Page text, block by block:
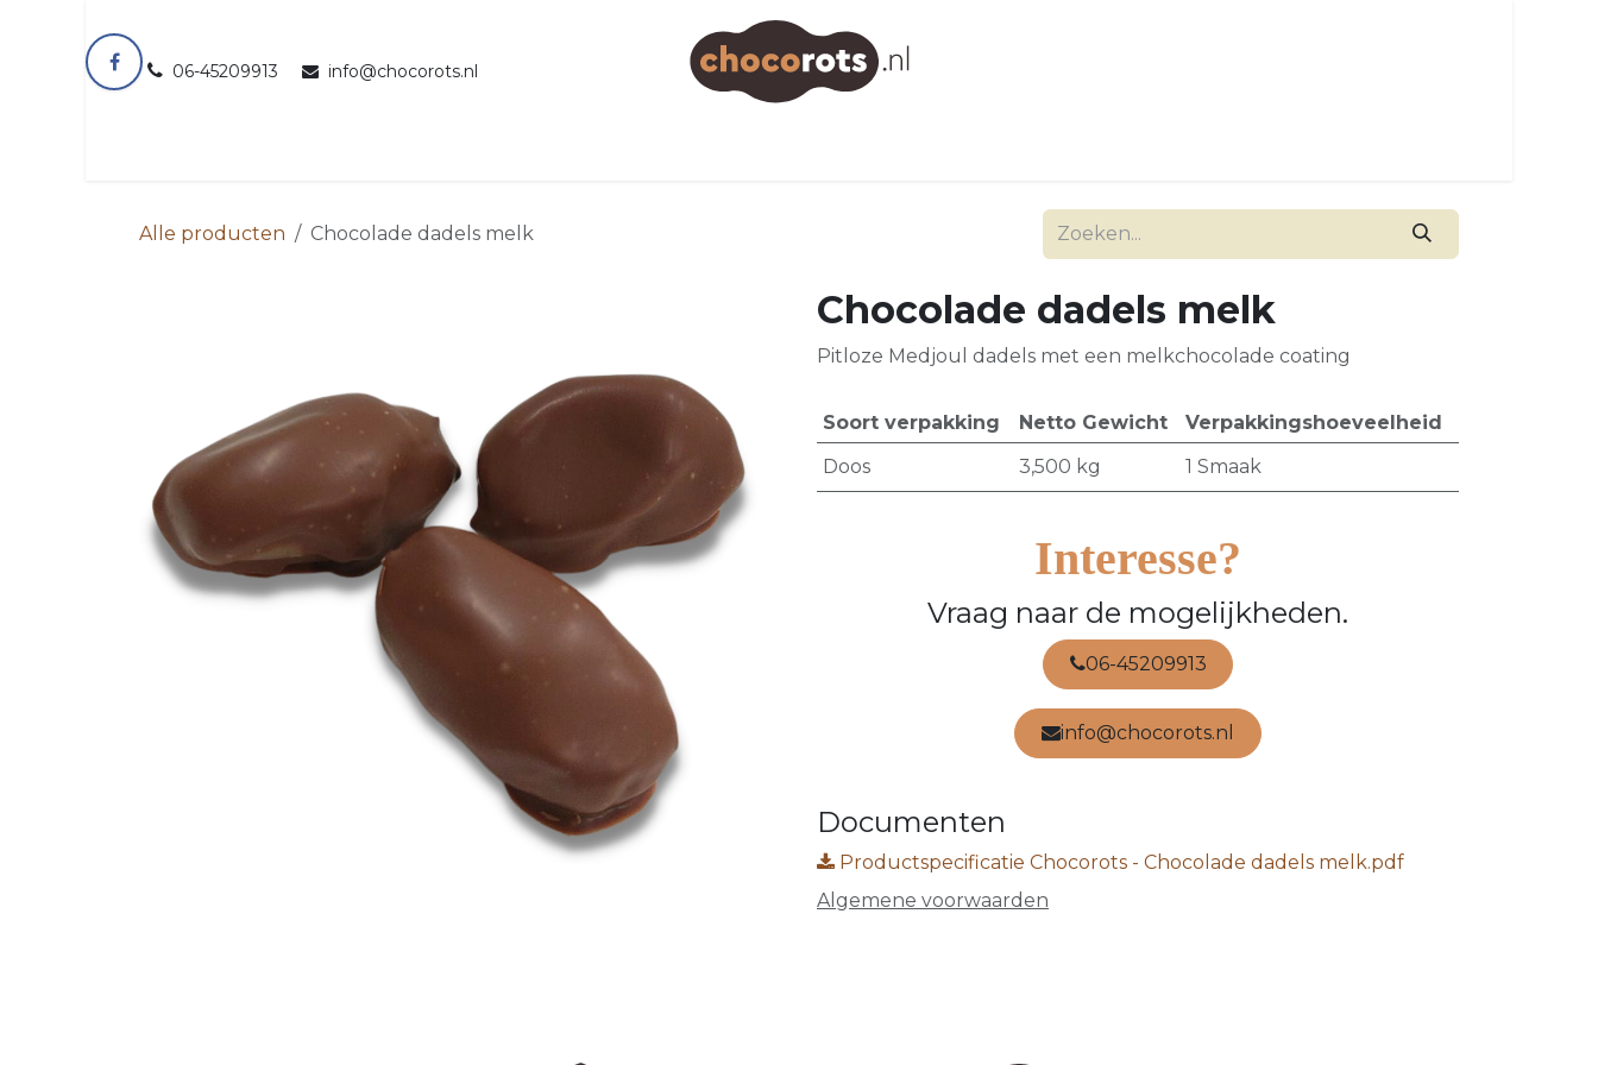
06-45209913 info@chocorots.nl
Alle producten Chocolade dadels melk
Chocolade dadels melk
Pitloze Medjoul dadels met een melkchocolade coating
Soort verpakking Netto Gewicht
Verpakkingshoeveelheid
Doos
3,500 kg 1 Smaak
Interesse?
Vraag naar de mogelijkheden.
06-45209913
info@chocorots.nl
Documenten
Productspecificatie Chocorots - Chocolade dadels melk.pdf
Algemene voorwaarden